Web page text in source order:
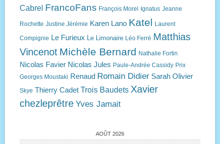
Cabrel FrancoFans François Morel Ignatus Jeanne
Rochette Justine Jérémie Karen Lano Katel Laurent
Compignie Le Furieux Le Limonaire Léo Ferré Matthias
Vincenot Michèle Bernard Nathalie Fortin
Nicolas Favier Nicolas Jules Paule-Andrée Cassidy Prix
Georges Moustaki Renaud Romain Didier Sarah Olivier
Skye Thierry Cadet Trois Baudets Xavier
chezleprêtre Yves Jamait
AOÛT 2026